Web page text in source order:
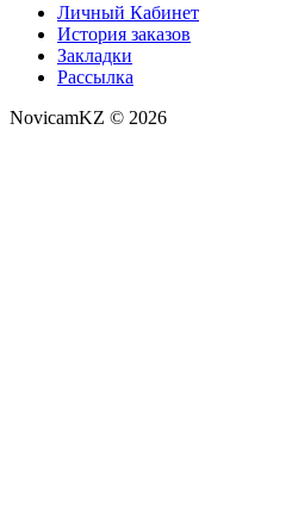
Личный Кабинет
История заказов
Закладки
Рассылка
NovicamKZ © 2026